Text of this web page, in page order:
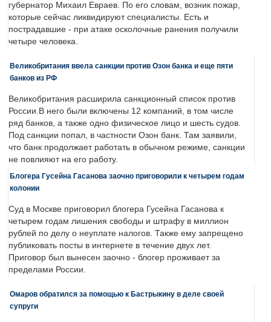
губернатор Михаил Евраев. По его словам, возник пожар,
которые сейчас ликвидируют специалисты. Есть и
пострадавшие - при атаке осколочные ранения получили
четыре человека.
Великобритания ввела санкции против Озон банка и еще пяти
банков из РФ
Великобритания расширила санкционный список против
России.В него были включены 12 компаний, в том числе
ряд банков, а также одно физическое лицо и шесть судов.
Под санкции попал, в частности Озон банк. Там заявили,
что банк продолжает работать в обычном режиме, санкции
не повлияют на его работу.
Блогера Гусейна Гасанова заочно приговорили к четырем годам
колонии
Суд в Москве приговорил блогера Гусейна Гасанова к
четырем годам лишения свободы и штрафу в миллион
рублей по делу о неуплате налогов. Также ему запрещено
публиковать посты в интернете в течение двух лет.
Приговор был вынесен заочно - блогер проживает за
пределами России.
Омаров обратился за помощью к Бастрыкину в деле своей
супруги